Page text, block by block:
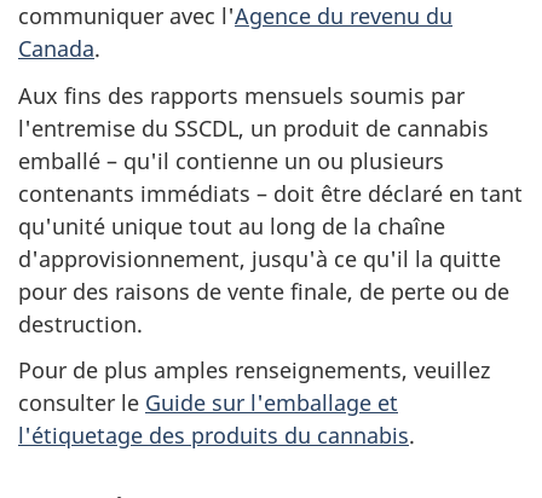
communiquer avec l'Agence du revenu du
Canada.
Aux fins des rapports mensuels soumis par
l'entremise du SSCDL, un produit de cannabis
emballé – qu'il contienne un ou plusieurs
contenants immédiats – doit être déclaré en tant
qu'unité unique tout au long de la chaîne
d'approvisionnement, jusqu'à ce qu'il la quitte
pour des raisons de vente finale, de perte ou de
destruction.
Pour de plus amples renseignements, veuillez
consulter le Guide sur l'emballage et
l'étiquetage des produits du cannabis.